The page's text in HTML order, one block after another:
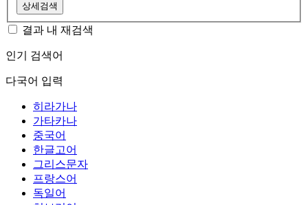
상세검색
결과 내 재검색
인기 검색어
다국어 입력
히라가나
가타카나
중국어
한글고어
그리스문자
프랑스어
독일어